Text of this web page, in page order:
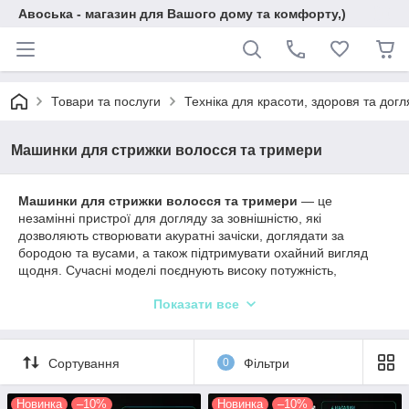
Авоська - магазин для Вашого дому та комфорту,)
Товари та послуги Техніка для красоти, здоровя та
Машинки для стрижки волосся та тримери
Машинки для стрижки волосся та тримери — це
незамінні пристрої для догляду за зовнішністю, які
дозволяють створювати акуратні зачіски, доглядати за
бородою та вусами, а також підтримувати охайний вигляд
щодня. Сучасні моделі поєднують високу потужність,
для домашнього використання, так і для професійних
Машинки для стрижки волосся з титановими,
керамічними та сталевими лезами.
Показати все
Сортування 0 Фільтри
Новинка –10% Новинка –10%